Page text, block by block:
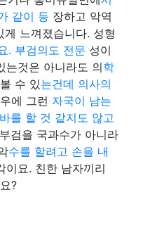
같이 등 장하고 악역
게 느껴졌습니다. 성형
. 부검의도 전문 성이
는것은 아니라도 의학
수 있는건데 의사의
에 그런 자국이 남는
를 할 것 같지도 않고
검을 국과수가 아니라
수를 할려고 손을 내
이요. 친한 남자끼리
?